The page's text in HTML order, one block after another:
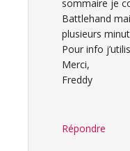
sommaire je
Battlehand
plusieurs
Pour info
Merci,
Freddy
Répondre